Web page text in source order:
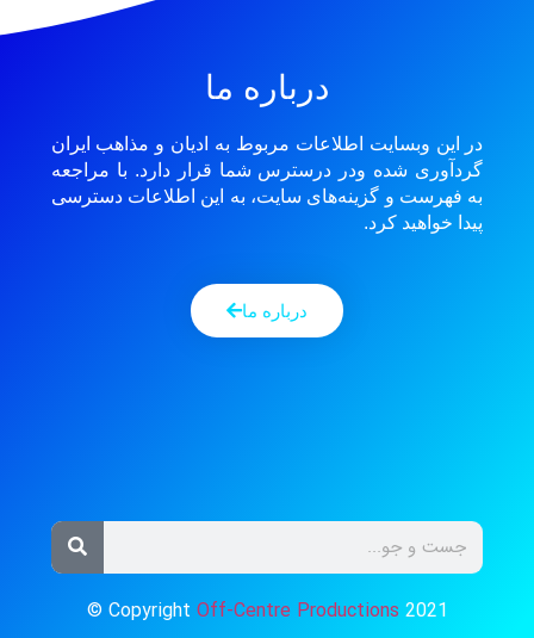
درباره ما
در این وبسایت اطلاعات مربوط به ادیان و مذاهب ایران
گردآوری شده ودر درسترس شما قرار دارد. با مراجعه
به فهرست و گزینه‌های سایت، به این اطلاعات دسترسی
پیدا خواهید کرد.
درباره ما
© CopyrightOff-Centre Productions 2021